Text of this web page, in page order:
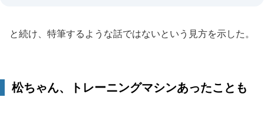
と続け、特筆するような話ではないという見方を示した。
松ちゃん、トレーニングマシンあったことも